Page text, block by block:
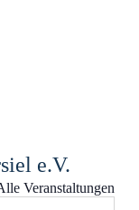
e.V.
Veranstaltungen